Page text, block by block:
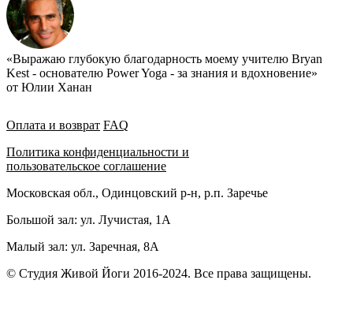
«Выражаю глубокую благодарность моему учителю Bryan
Kest - основателю Power Yoga - за знания и вдохновение»
от Юлии Ханан
Оплата и возврат FAQ
Политика конфиденциальности и
пользовательское соглашение
Московская обл., Одинцовский р-н, р.п. Заречье
Большой зал: ул. Лучистая, 1А
Малый зал: ул. Заречная, 8А
© Студия Живой Йоги 2016-2024. Все права защищены.